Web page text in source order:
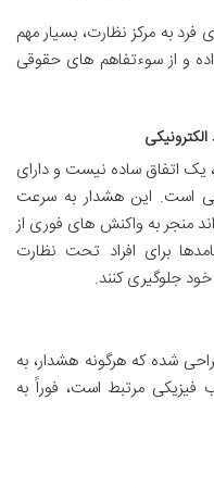
به مرکز نظارت، بسیار مهم
و از سوءتفاهم های حقوقی
یک اتفاق ساده نیست و دارای
است. این هشدار به سرعت
منجر به واکنش های فوری از
برای افراد تحت نظارت
جلوگیری کنند.
شده که هرگونه هشدار، به
فیزیکی مرتبط است، فوراً به